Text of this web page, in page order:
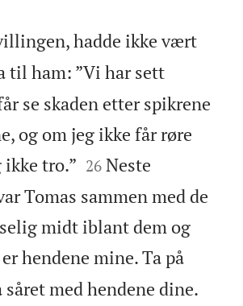
hadde ikke vært
til ham: ”Vi har sett
se skaden etter spikrene
og om jeg ikke får røre
ikke tro.”
26 Neste
Tomas sammen med de
midt iblant dem og
hendene mine. Ta på
med hendene dine.